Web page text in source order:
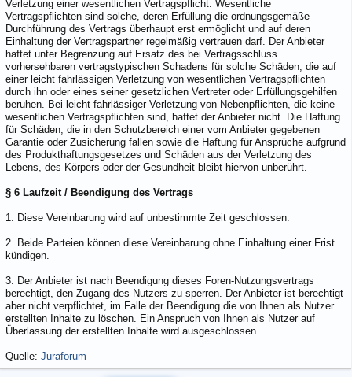
Verletzung einer wesentlichen Vertragspflicht. Wesentliche
Vertragspflichten sind solche, deren Erfüllung die ordnungsgemäße
Durchführung des Vertrags überhaupt erst ermöglicht und auf deren
Einhaltung der Vertragspartner regelmäßig vertrauen darf. Der Anbieter
haftet unter Begrenzung auf Ersatz des bei Vertragsschluss
vorhersehbaren vertragstypischen Schadens für solche Schäden, die auf
einer leicht fahrlässigen Verletzung von wesentlichen Vertragspflichten
durch ihn oder eines seiner gesetzlichen Vertreter oder Erfüllungsgehilfen
beruhen. Bei leicht fahrlässiger Verletzung von Nebenpflichten, die keine
wesentlichen Vertragspflichten sind, haftet der Anbieter nicht. Die Haftung
für Schäden, die in den Schutzbereich einer vom Anbieter gegebenen
Garantie oder Zusicherung fallen sowie die Haftung für Ansprüche aufgrund
des Produkthaftungsgesetzes und Schäden aus der Verletzung des
Lebens, des Körpers oder der Gesundheit bleibt hiervon unberührt.
§ 6 Laufzeit / Beendigung des Vertrags
1. Diese Vereinbarung wird auf unbestimmte Zeit geschlossen.
2. Beide Parteien können diese Vereinbarung ohne Einhaltung einer Frist
kündigen.
3. Der Anbieter ist nach Beendigung dieses Foren-Nutzungsvertrags
berechtigt, den Zugang des Nutzers zu sperren. Der Anbieter ist berechtigt
aber nicht verpflichtet, im Falle der Beendigung die von Ihnen als Nutzer
erstellten Inhalte zu löschen. Ein Anspruch von Ihnen als Nutzer auf
Überlassung der erstellten Inhalte wird ausgeschlossen.
Quelle: Juraforum